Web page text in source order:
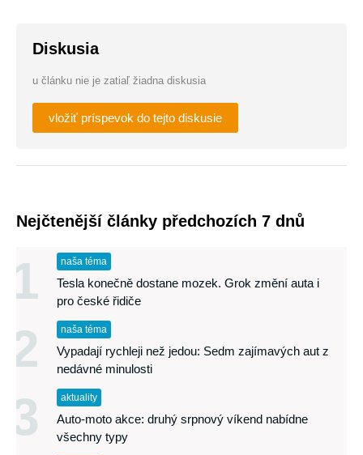
Diskusia
u článku nie je zatiaľ žiadna diskusia
vložiť príspevok do tejto diskusie
Nejčtenější články předchozích 7 dnů
1 naša téma
Tesla konečně dostane mozek. Grok změní auta i
pro české řidiče
2 naša téma
Vypadají rychleji než jedou: Sedm zajímavých aut z
nedávné minulosti
3 aktuality
Auto-moto akce: druhý srpnový víkend nabídne
všechny typy